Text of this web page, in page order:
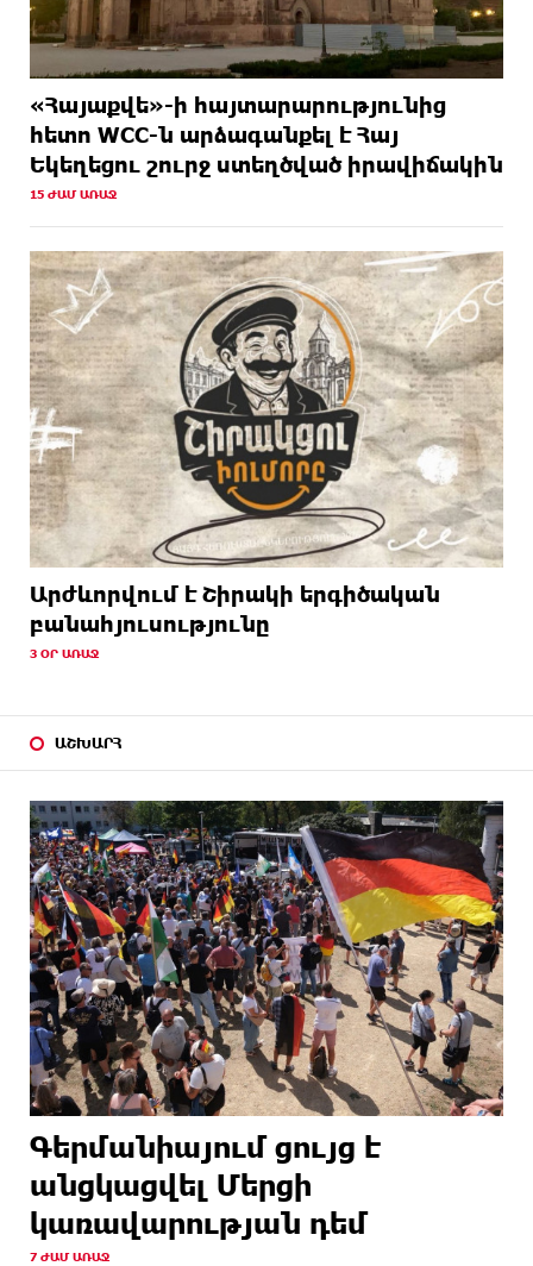
«Հայաքվե»-ի հայտարարությունից
հետո WCC-ն արձագանքել է Հայ
Եկեղեցու շուրջ ստեղծված իրավիճակին
15 ԺԱՄ ԱՌԱՋ
Արժևորվում է Շիրակի երգիծական
բանահյուսությունը
3 ՕՐ ԱՌԱՋ
ԱՇԽԱՐՀ
Գերմանիայում ցույց է
անցկացվել Մերցի
կառավարության դեմ
7 ԺԱՄ ԱՌԱՋ